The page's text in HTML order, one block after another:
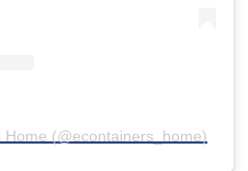
(@econtainers_home)